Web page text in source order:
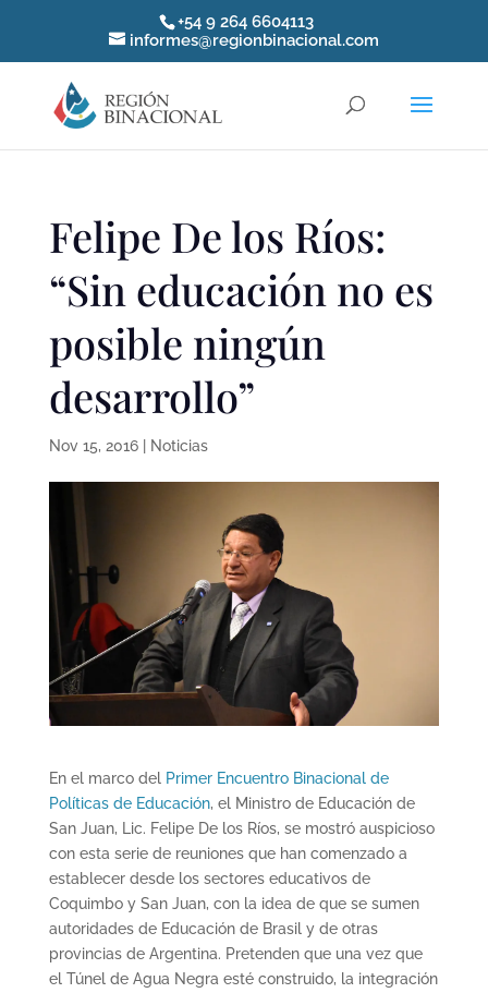
+54 9 264 6604113
informes@regionbinacional.com
Felipe De los Ríos:
“Sin educación no es
posible ningún
desarrollo”
Nov 15, 2016| Noticias
En el marco del Primer Encuentro Binacional de
Políticas de Educación, el Ministro de Educación de
San Juan, Lic. Felipe De los Ríos, se mostró auspicioso
con esta serie de reuniones que han comenzado a
establecer desde los sectores educativos de
Coquimbo y San Juan, con la idea de que se sumen
autoridades de Educación de Brasil y de otras
provincias de Argentina. Pretenden que una vez que
el Túnel de Agua Negra esté construido, la integración